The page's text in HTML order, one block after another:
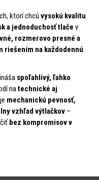
ktorí chcú vysokú kvalitu
a jednoduchosť tlače v
rozmerovo presné a
riešením na každodennú
spoľahlivý, ľahko
natechnické aj
mechanickú pevnosť,
vzhľad výtlačkov –
bez kompromisov v